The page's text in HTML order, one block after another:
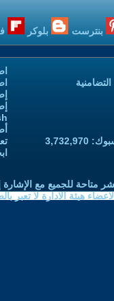
بنترست بلوكر
متاحة للجميع مع الإشارة
هيئة الادارة لا تعبر